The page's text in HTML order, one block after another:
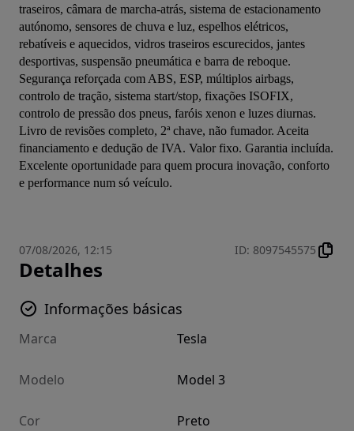
traseiros, câmara de marcha-atrás, sistema de estacionamento
autónomo, sensores de chuva e luz, espelhos elétricos,
rebatíveis e aquecidos, vidros traseiros escurecidos, jantes
desportivas, suspensão pneumática e barra de reboque.
Segurança reforçada com ABS, ESP, múltiplos airbags,
controlo de tração, sistema start/stop, fixações ISOFIX,
controlo de pressão dos pneus, faróis xenon e luzes diurnas.
Livro de revisões completo, 2ª chave, não fumador. Aceita
financiamento e dedução de IVA. Valor fixo. Garantia incluída.
Excelente oportunidade para quem procura inovação, conforto
e performance num só veículo.
07/08/2026, 12:15 ID: 8097545575
Detalhes
Informações básicas
Marca Tesla
Modelo Model 3
Cor Preto